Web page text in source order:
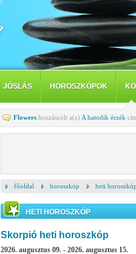
JÓSLÁS HOROSZKÓPOK
Flowers hozzászólt a(z) A hatodik érzék
főoldal horoszkóp heti
HETI HOROSZKÓP
Skorpió heti horoszkóp
2026. augusztus 09. - 2026. augusztus 15.